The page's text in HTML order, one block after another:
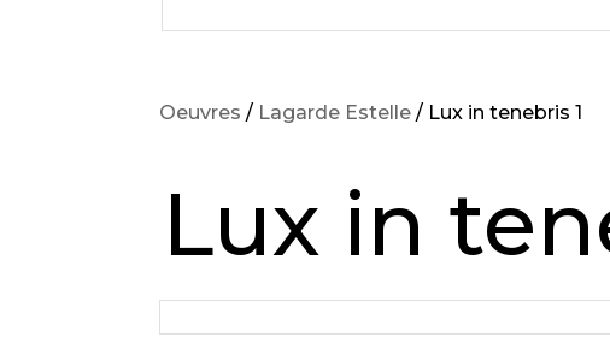
Oeuvres / Lagarde Estelle / Lux in tenebris 1
Lux in